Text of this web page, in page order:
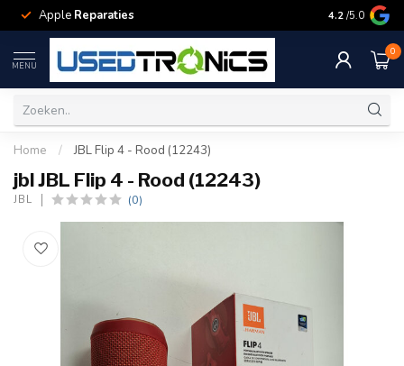
Apple Reparaties Samsung
4.2 /5.0
MENU
0
Home / JBL Flip 4 - Rood (12243)
jbl JBL Flip 4 - Rood (12243)
JBL (0)